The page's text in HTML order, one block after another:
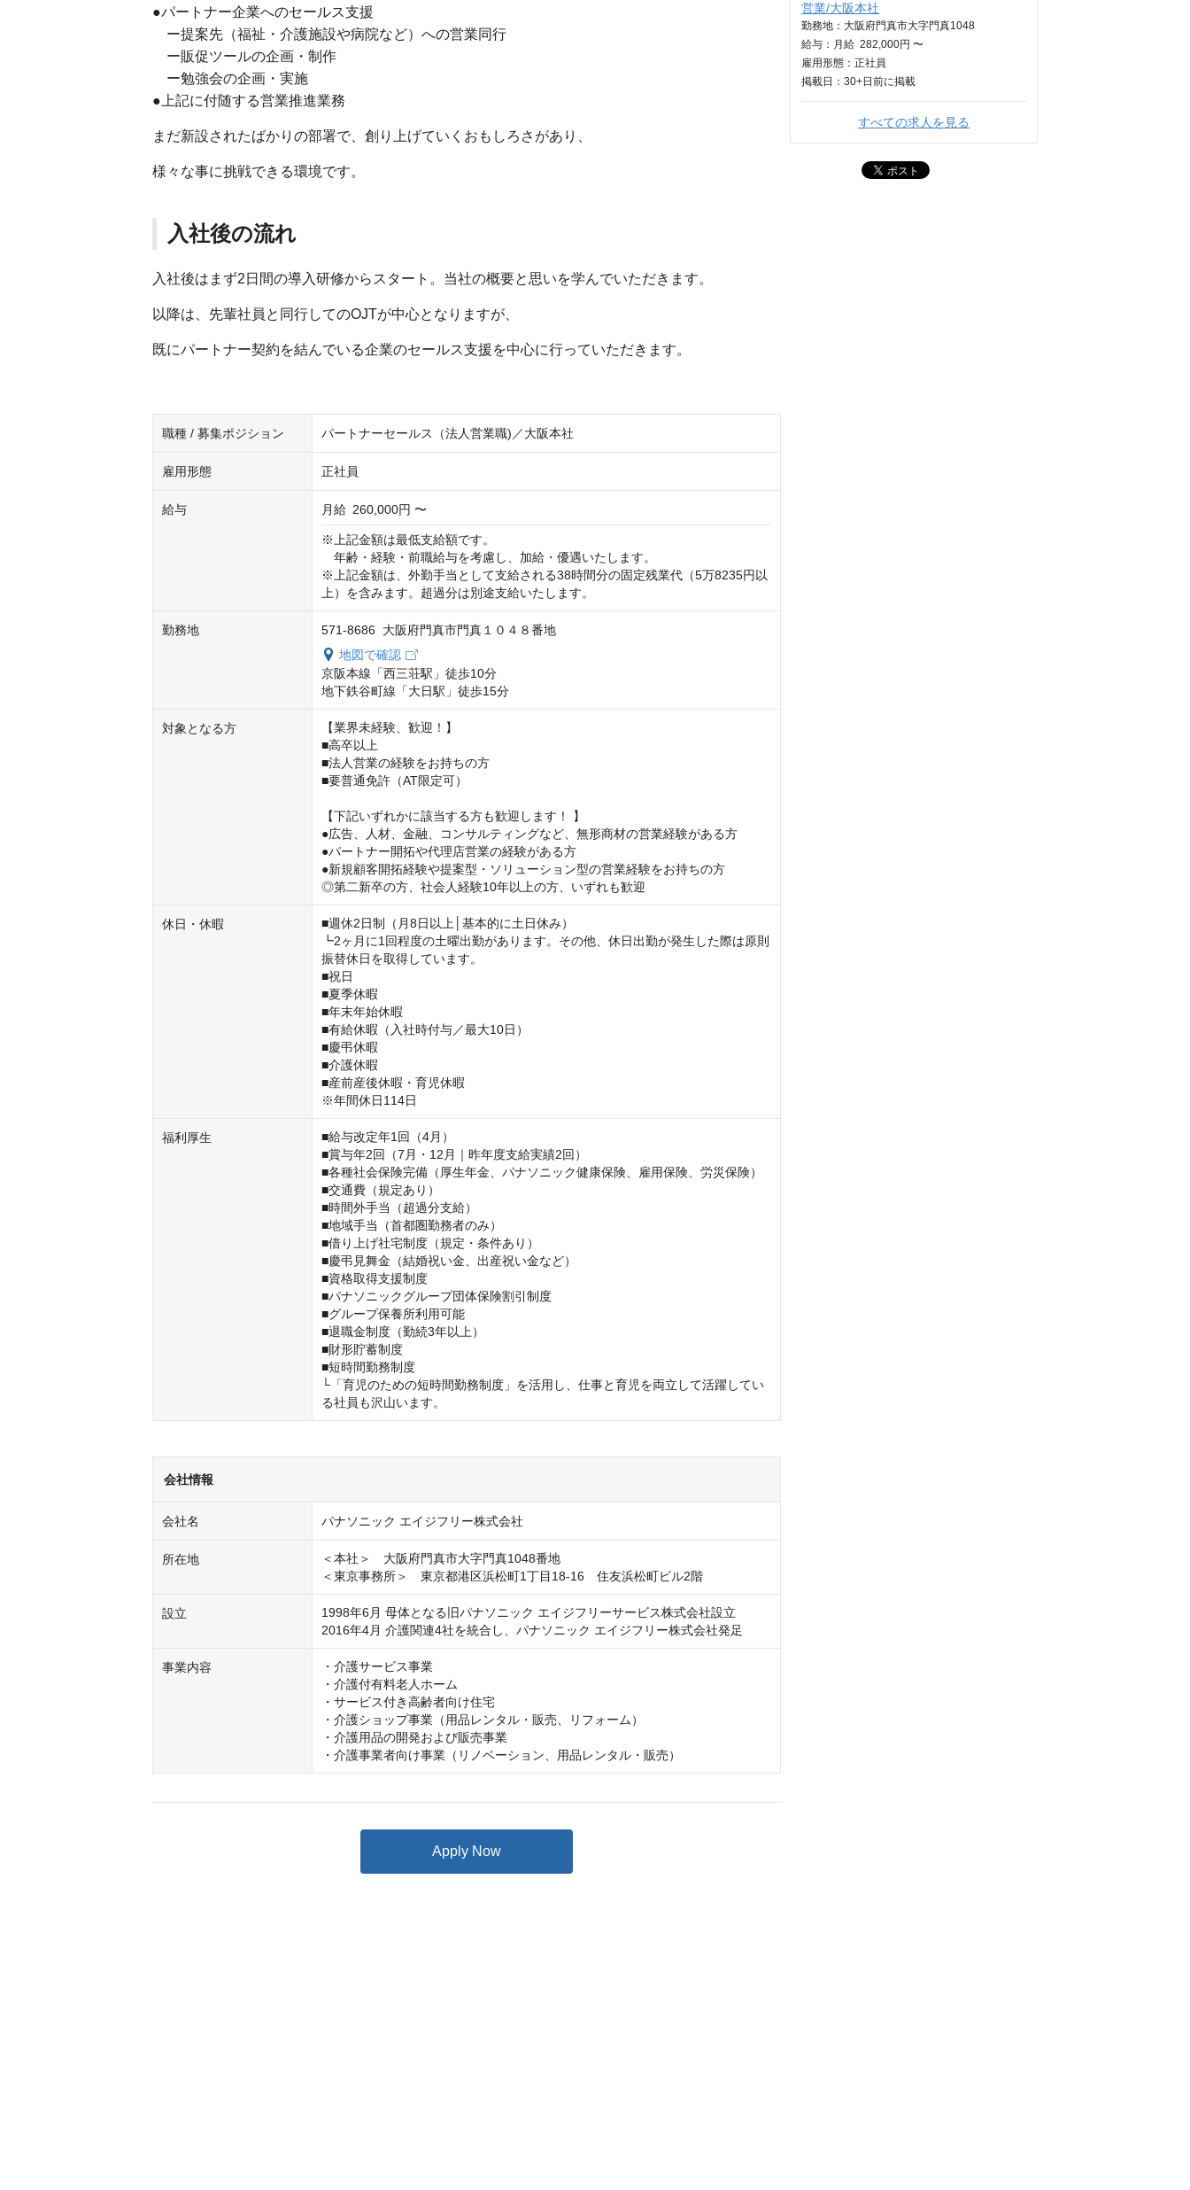
●パートナー企業へのセールス支援
ー提案先（福祉・介護施設や病院など）への営業同行
ー販促ツールの企画・制作
ー勉強会の企画・実施
●上記に付随する営業推進業務
まだ新設されたばかりの部署で、創り上げていくおもしろさがあり、
様々な事に挑戦できる環境です。
入社後の流れ
入社後はまず2日間の導入研修からスタート。当社の概要と思いを学んでいただきます。
以降は、先輩社員と同行してのOJTが中心となりますが、
既にパートナー契約を結んでいる企業のセールス支援を中心に行っていただきます。
職種 / 募集ポジション パートナーセールス（法人営業職)／大阪本社
雇用形態 正社員
給与 月給 260,000円 〜
※上記金額は最低支給額です。
年齢・経験・前職給与を考慮し、加給・優遇いたします。
※上記金額は、外勤手当として支給される38時間分の固定残業代（5万8235円以
上）を含みます。超過分は別途支給いたします。
勤務地
571-8686 大阪府門真市門真１０４８番地
地図で確認
京阪本線「西三荘駅」徒歩10分
地下鉄谷町線「大日駅」徒歩15分
対象となる方
【業界未経験、歓迎！】
■高卒以上
■法人営業の経験をお持ちの方
■要普通免許（AT限定可）
【下記いずれかに該当する方も歓迎します！ 】
●広告、人材、金融、コンサルティングなど、無形商材の営業経験がある方
●パートナー開拓や代理店営業の経験がある方
●新規顧客開拓経験や提案型・ソリューション型の営業経験をお持ちの方
◎第二新卒の方、社会人経験10年以上の方、いずれも歓迎
休日・休暇
■週休2日制（月8日以上│基本的に土日休み）
┗2ヶ月に1回程度の土曜出勤があります。その他、休日出勤が発生した際は原則
振替休日を取得しています。
■祝日
■夏季休暇
■年末年始休暇
■有給休暇（入社時付与／最大10日）
■慶弔休暇
■介護休暇
■産前産後休暇・育児休暇
※年間休日114日
福利厚生
■給与改定年1回（4月）
■賞与年2回（7月・12月｜昨年度支給実績2回）
■各種社会保険完備（厚生年金、パナソニック健康保険、雇用保険、労災保険）
■交通費（規定あり）
■時間外手当（超過分支給）
■地域手当（首都圏勤務者のみ）
■借り上げ社宅制度（規定・条件あり）
■慶弔見舞金（結婚祝い金、出産祝い金など）
■資格取得支援制度
■パナソニックグループ団体保険割引制度
■グループ保養所利用可能
■退職金制度（勤続3年以上）
■財形貯蓄制度
■短時間勤務制度
└「育児のための短時間勤務制度」を活用し、仕事と育児を両立して活躍してい
る社員も沢山います。
会社情報
会社名 パナソニック エイジフリー株式会社
所在地
＜本社＞　大阪府門真市大字門真1048番地
＜東京事務所＞　東京都港区浜松町1丁目18-16　住友浜松町ビル2階
設立
1998年6月 母体となる旧パナソニック エイジフリーサービス株式会社設立
2016年4月 介護関連4社を統合し、パナソニック エイジフリー株式会社発足
事業内容
・介護サービス事業
・介護付有料老人ホーム
・サービス付き高齢者向け住宅
・介護ショップ事業（用品レンタル・販売、リフォーム）
・介護用品の開発および販売事業
・介護事業者向け事業（リノベーション、用品レンタル・販売）
Apply Now
営業/大阪本社
勤務地：大阪府門真市大字門真1048
給与： 月給 282,000円 〜
雇用形態：正社員
掲載日： 30+日 前に掲載
すべての求人を見る